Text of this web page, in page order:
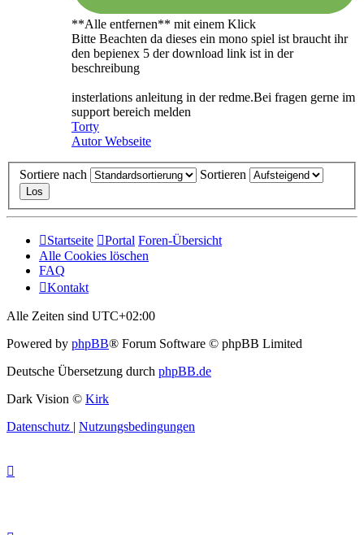
**Alle entfernen** mit einem Klick
Bitte Beachten da dieses ein mono spiel ist braucht ihr
den bepienex 5 der download link ist in der
beschreibung
insterlations anleitung in der redme.Bei fragen gerne im
support bereich melden
Torty
Autor Webseite
Sortiere nach Sortieren
Startseite Portal Foren-Übersicht
Alle Cookies löschen
FAQ
Kontakt
Alle Zeiten sind UTC+02:00
Powered by phpBB® Forum Software © phpBB Limited
Deutsche Übersetzung durch phpBB.de
Dark Vision © Kirk
Datenschutz | Nutzungsbedingungen